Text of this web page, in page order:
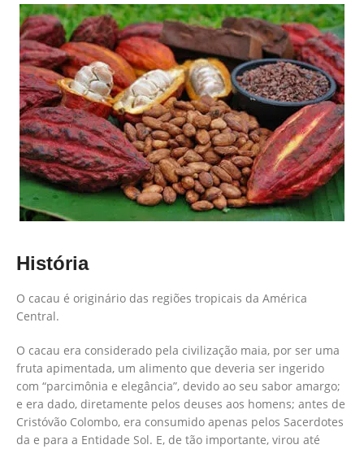
História
O cacau é originário das regiões tropicais da América
Central.
O cacau era considerado pela civilização maia, por ser uma
fruta apimentada, um alimento que deveria ser ingerido
com “parcimônia e elegância”, devido ao seu sabor amargo;
e era dado, diretamente pelos deuses aos homens; antes de
Cristóvão Colombo, era consumido apenas pelos Sacerdotes
da e para a Entidade Sol. E, de tão importante, virou até